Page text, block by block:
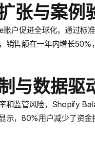
张与案例
户促进全球化，通过标
销售额在一年内增长50%
与数据驱
和监管风险，Shopify
示，80%用户减少了资金